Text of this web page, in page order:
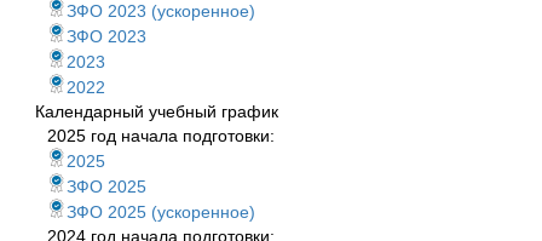
ЗФО 2023 (ускоренное)
ЗФО 2023
2023
2022
Календарный учебный график
2025 год начала подготовки:
2025
ЗФО 2025
ЗФО 2025 (ускоренное)
2024 год начала подготовки: